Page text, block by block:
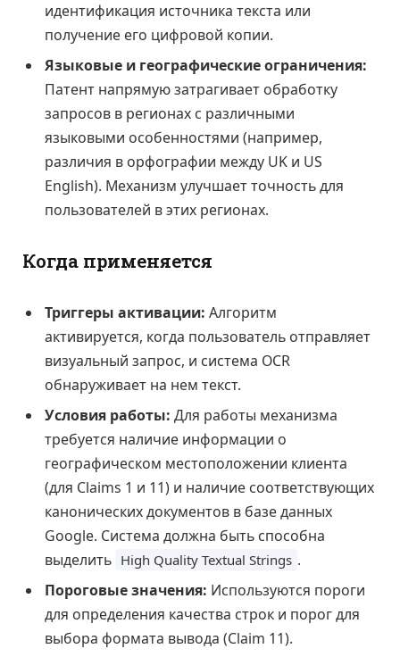
идентификация источника текста или
получение его цифровой копии.
Языковые и географические ограничения:
Патент напрямую затрагивает обработку
запросов в регионах с различными
языковыми особенностями (например,
различия в орфографии между UK и US
English). Механизм улучшает точность для
пользователей в этих регионах.
Когда применяется
Триггеры активации: Алгоритм
активируется, когда пользователь отправляет
визуальный запрос, и система OCR
обнаруживает на нем текст.
Условия работы: Для работы механизма
требуется наличие информации о
географическом местоположении клиента
(для Claims 1 и 11) и наличие соответствующих
канонических документов в базе данных
Google. Система должна быть способна
выделить High Quality Textual Strings .
Пороговые значения: Используются пороги
для определения качества строк и порог для
выбора формата вывода (Claim 11).